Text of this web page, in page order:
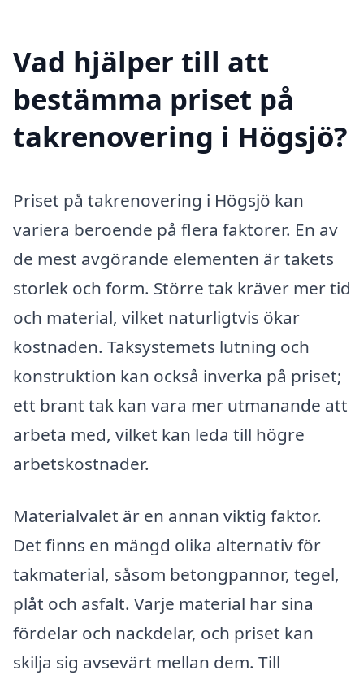
Vad hjälper till att
bestämma priset på
takrenovering i Högsjö?
Priset på takrenovering i Högsjö kan
variera beroende på flera faktorer. En av
de mest avgörande elementen är takets
storlek och form. Större tak kräver mer tid
och material, vilket naturligtvis ökar
kostnaden. Taksystemets lutning och
konstruktion kan också inverka på priset;
ett brant tak kan vara mer utmanande att
arbeta med, vilket kan leda till högre
arbetskostnader.
Materialvalet är en annan viktig faktor.
Det finns en mängd olika alternativ för
takmaterial, såsom betongpannor, tegel,
plåt och asfalt. Varje material har sina
fördelar och nackdelar, och priset kan
skilja sig avsevärt mellan dem. Till